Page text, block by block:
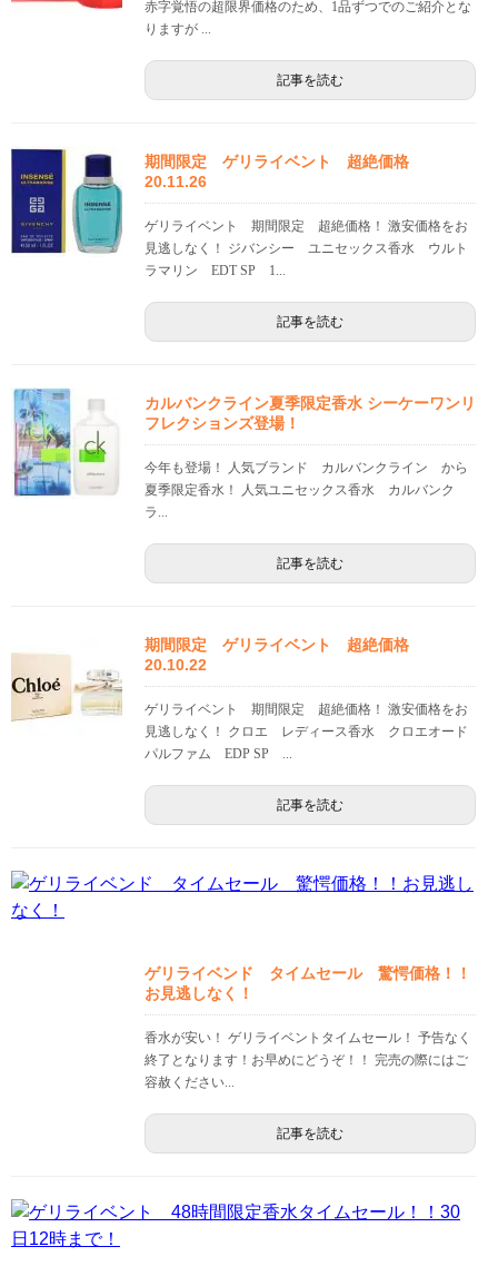
赤字覚悟の超限界価格のため、1品ずつでのご紹介とな
りますが ...
記事を読む
期間限定 ゲリライベント 超絶価格
20.11.26
ゲリライベント 期間限定 超絶価格！ 激安価格をお
見逃しなく！ ジバンシー ユニセックス香水 ウルト
ラマリン EDT SP 1...
記事を読む
カルバンクライン夏季限定香水 シーケーワンリ
フレクションズ登場！
今年も登場！ 人気ブランド カルバンクライン から
夏季限定香水！ 人気ユニセックス香水 カルバンク
ラ...
記事を読む
期間限定 ゲリライベント 超絶価格
20.10.22
ゲリライベント 期間限定 超絶価格！ 激安価格をお
見逃しなく！ クロエ レディース香水 クロエオード
パルファム EDP SP ...
記事を読む
ゲリライベンド タイムセール 驚愕価格！！
お見逃しなく！
香水が安い！ ゲリライベントタイムセール！ 予告なく
終了となります！お早めにどうぞ！！ 完売の際にはご
容赦ください...
記事を読む